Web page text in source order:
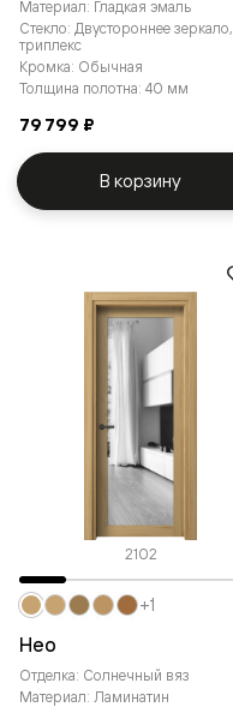
Материал: Гладкая эмаль
Стекло: Двустороннее зеркало,
триплекс
Кромка: Обычная
Толщина полотна: 40 мм
79 799 ₽
В корзину
2102
Нео
Отделка: Солнечный вяз
Материал: Ламинатин
+1